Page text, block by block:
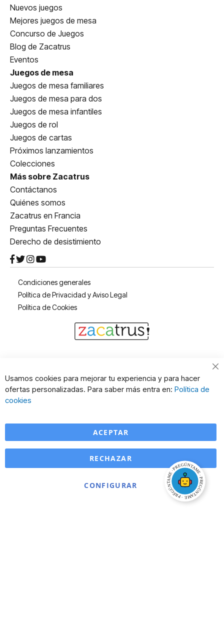
Nuevos juegos
Mejores juegos de mesa
Concurso de Juegos
Blog de Zacatrus
Eventos
Juegos de mesa
Juegos de mesa familiares
Juegos de mesa para dos
Juegos de mesa infantiles
Juegos de rol
Juegos de cartas
Próximos lanzamientos
Colecciones
Más sobre Zacatrus
Contáctanos
Quiénes somos
Zacatrus en Francia
Preguntas Frecuentes
Derecho de desistimiento
Condiciones generales
Política de Privacidad y Aviso Legal
Política de Cookies
Usamos cookies para mejorar tu experiencia y para hacer
ofertas personalizadas. Para saber más entra en: Política de
cookies
ACEPTAR
CONFIGURAR
RECHAZAR